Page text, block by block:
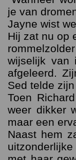
je van
Jayne wist
Hij zat nu op
wijselijk van
afgeleerd.
Sed telde
Toen
weer dikker
maar een
Naast hem